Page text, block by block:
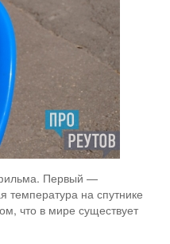
фильма. Первый —
температура на спутнике
что в мире существует